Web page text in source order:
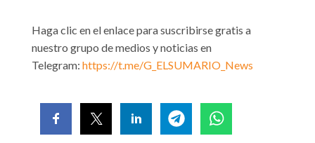
Haga clic en el enlace para suscribirse gratis a
nuestro grupo de medios y noticias en
Telegram: https://t.me/G_ELSUMARIO_News